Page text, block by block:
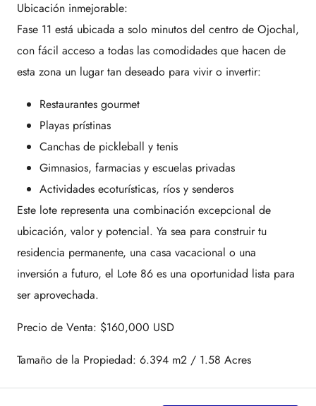
Ubicación inmejorable:
Fase 11 está ubicada a solo minutos del centro de Ojochal,
con fácil acceso a todas las comodidades que hacen de
esta zona un lugar tan deseado para vivir o invertir:
Restaurantes gourmet
Playas prístinas
Canchas de pickleball y tenis
Gimnasios, farmacias y escuelas privadas
Actividades ecoturísticas, ríos y senderos
Este lote representa una combinación excepcional de
ubicación, valor y potencial. Ya sea para construir tu
residencia permanente, una casa vacacional o una
inversión a futuro, el Lote 86 es una oportunidad lista para
ser aprovechada.
Precio de Venta: $160,000 USD
Tamaño de la Propiedad: 6.394 m2 / 1.58 Acres